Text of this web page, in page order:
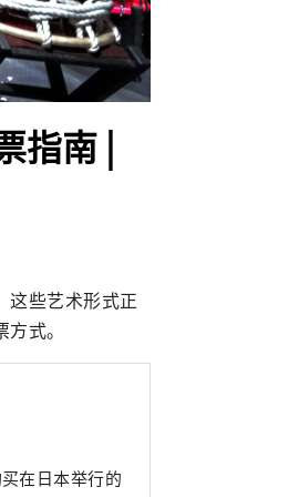
指南 |
这些艺术形式正
式。
在日本举行的